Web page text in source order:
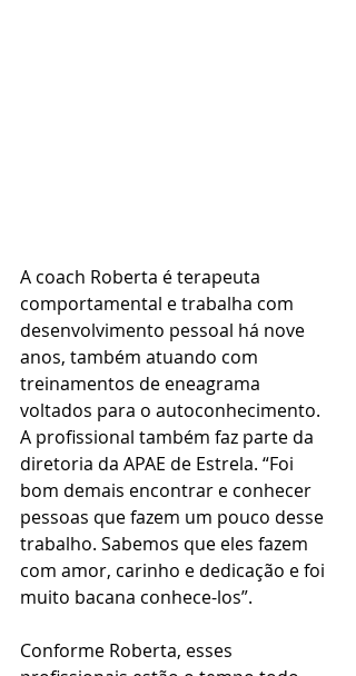
A coach Roberta é terapeuta
comportamental e trabalha com
desenvolvimento pessoal há nove
anos, também atuando com
treinamentos de eneagrama
voltados para o autoconhecimento.
A profissional também faz parte da
diretoria da APAE de Estrela. “Foi
bom demais encontrar e conhecer
pessoas que fazem um pouco desse
trabalho. Sabemos que eles fazem
com amor, carinho e dedicação e foi
muito bacana conhece-los”.
Conforme Roberta, esses